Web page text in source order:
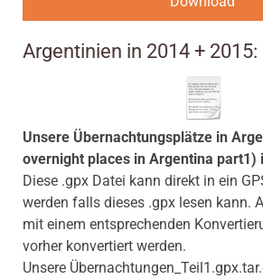
Argentinien in 2014 + 2015:
Unsere Übernachtungsplätze in
overnight places in Argentina part1)
Diese .gpx Datei kann direkt in ein
werden falls dieses .gpx lesen kann.
mit einem entsprechenden
vorher konvertiert werden.
Unsere